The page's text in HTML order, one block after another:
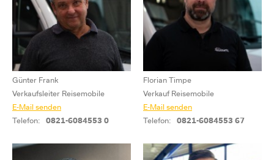
Günter Frank
Verkaufsleiter Reisemobile
E-Mail senden
Telefon:
0821-6084553 0
Florian Timpe
Verkauf Reisemobile
E-Mail senden
Telefon:
0821-6084553 67